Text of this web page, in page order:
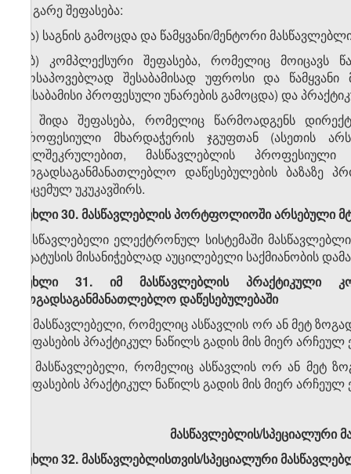
ა) გარე შეფასება:
ა.ა) საგნის გამოცდა და წამყვანი/მენტორი
ა.ბ) კომპლექსური შეფასება, რომელიც მოიცავს
მოსაპოვებლად შესაბამისად უფროსი და
შესაბამისი პროფესული უნარების გამოცდა) და
ბ) შიდა შეფასება, რომელიც წარმოადგენს
პროფესიული მხარდაჭერის ჯგუფთან (ასეთის
ხელშეკრულებით, მასწავლებლის
ზოგადსაგანმანათლებლო დაწესებულების ბაზაზე
გაცემულ უკუკავშირს.
მუხლი 30. მასწავლებლისპორტფოლიოში არსებული
მასწავლებელი ელექტრონულ სისტემაში
სტატუსის მისანიჭებლად აუცილებელი საქმიანობის
მუხლი 31. იმ
მასწავლებლისპრაქტიკული
ზოგადსაგანმანათლებლოდაწესებულებაში
1. მასწავლებელი, რომელიც ასწავლის ორ ან მეტ
შეფასების პრაქტიკულ ნაწილს გადის მის მიერ
2. მასწავლებელი, რომელიც ასწავლის ორ ან მეტ
შეფასების პრაქტიკულ ნაწილს გადის მის მიერ
მასწავლებლის/სპეციალური
მუხლი 32. მასწავლებლისთვის/სპეციალური